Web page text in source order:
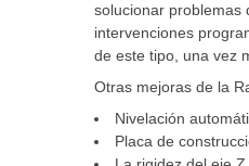
solucionar problemas
intervenciones
de este tipo, una vez
Otras mejoras de la
Nivelación
Placa de